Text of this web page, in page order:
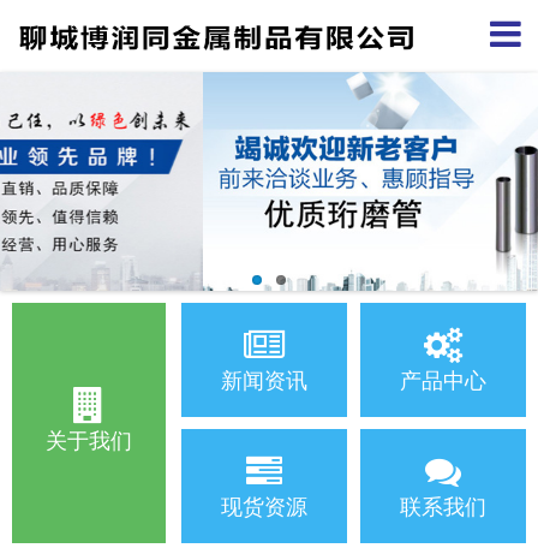
关于我们
新闻资讯 产品中心
现货资源 联系我们